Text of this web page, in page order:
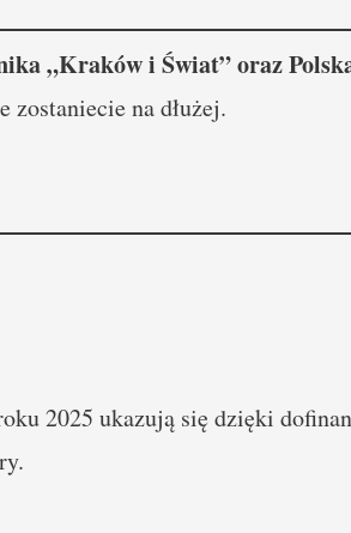
„Kraków i Świat” oraz
na dłużej.
2025 ukazują się dzięki